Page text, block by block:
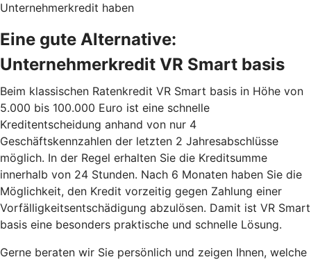
Unternehmerkredit haben
Eine gute Alternative:
Unternehmerkredit VR Smart basis
Beim klassischen Ratenkredit VR Smart basis in Höhe von
5.000 bis 100.000 Euro ist eine schnelle
Kreditentscheidung anhand von nur 4
Geschäftskennzahlen der letzten 2 Jahresabschlüsse
möglich. In der Regel erhalten Sie die Kreditsumme
innerhalb von 24 Stunden. Nach 6 Monaten haben Sie die
Möglichkeit, den Kredit vorzeitig gegen Zahlung einer
Vorfälligkeitsentschädigung abzulösen. Damit ist VR Smart
basis eine besonders praktische und schnelle Lösung.
Gerne beraten wir Sie persönlich und zeigen Ihnen, welche